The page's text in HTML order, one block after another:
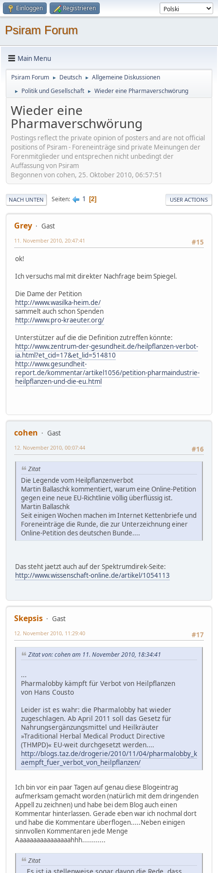
Einloggen Registrieren
Psiram Forum
Main Menu
Psiram Forum ► Deutsch ► Allgemeine Diskussionen
► Politik und Gesellschaft ► Wieder eine Pharmaverschwörung
Wieder eine
Pharmaverschwörung
Postings reflect the private opinion of posters and are not official
positions of Psiram - Foreneinträge sind private Meinungen der
Forenmitglieder und entsprechen nicht unbedingt der
Auffassung von Psiram
Begonnen von cohen, 25. Oktober 2010, 06:57:51
NACH UNTEN Seiten 1 2 USER ACTIONS
Grey
Gast
#15
11. November 2010, 20:47:41
ok!
Ich versuchs mal mit direkter Nachfrage beim Spiegel.
Die Dame der Petition
http://www.wasilka-heim.de/
sammelt auch schon Spenden
http://www.pro-kraeuter.org/
Unterstützer auf die die Definition zutreffen könnte:
http://www.zentrum-der-gesundheit.de/heilpflanzen-verbot-
ia.html?et_cid=17&et_lid=514810
http://www.gesundheit-
report.de/kommentar/artikel1056/petition-pharmaindustrie-
heilpflanzen-und-die-eu.html
cohen
Gast
#16
12. November 2010, 00:07:44
Zitat
Die Legende vom Heilpflanzenverbot
Martin Ballaschk kommentiert, warum eine Online-Petition
gegen eine neue EU-Richtlinie völlig überflüssig ist.
Martin Ballaschk
Seit einigen Wochen machen im Internet Kettenbriefe und
Foreneinträge die Runde, die zur Unterzeichnung einer
Online-Petition des deutschen Bunde....
Das steht jaetzt auch auf der Spektrumdirek-Seite:
http://www.wissenschaft-online.de/artikel/1054113
Skepsis
Gast
#17
12. November 2010, 11:29:40
Zitat von: cohen am 11. November 2010, 18:34:41
...
Pharmalobby kämpft für Verbot von Heilpflanzen
von Hans Cousto
Leider ist es wahr: die Pharmalobby hat wieder
zugeschlagen. Ab April 2011 soll das Gesetz für
Nahrungsergänzungsmittel und Heilkräuter
»Traditional Herbal Medical Product Directive
(THMPD)« EU-weit durchgesetzt werden....
http://blogs.taz.de/drogerie/2010/11/04/pharmalobby_k
aempft_fuer_verbot_von_heilpflanzen/
Ich bin vor ein paar Tagen auf genau diese Blogeintrag
aufmerksam gemacht worden (natürlich mit dem dringenden
Appell zu zeichnen) und habe bei dem Blog auch einen
Kommentar hinterlassen. Gerade eben war ich nochmal dort
und habe die Kommentare überflogen.....Neben einigen
sinnvollen Kommentaren jede Menge
Aaaaaaaaaaaaaaaahhh............
Zitat